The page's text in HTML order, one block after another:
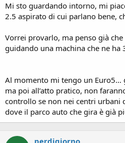
Mi sto guardando intorno, mi
2.5 aspirato di cui parlano bene,
Vorrei provarlo, ma penso già
guidando una machina che ne ha
Al momento mi tengo un Euro5…
ma poi all’atto pratico, non
controllo se non nei centri urbani
dove il parco auto che gira è già
perdigiorno